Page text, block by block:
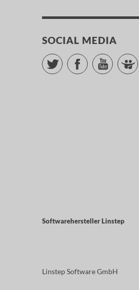
SOCIAL MEDIA
Twitter Facebook YouTube
Softwarehersteller Linstep
Linstep Software GmbH